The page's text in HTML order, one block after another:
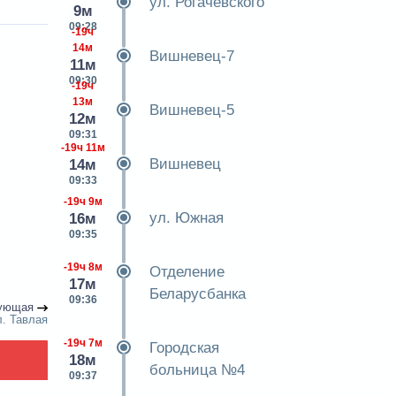
Тавлая
9м
09:28
-19ч
14м
11м
09:30
Вишневец-7
-19ч
13м
12м
09:31
Вишневец-5
-19ч 11м
14м
09:33
Вишневец
-19ч 9м
16м
09:35
ул. Южная
-19ч 8м
17м
09:36
Отделение
Беларусбанка
-19ч 7м
18м
09:37
Городская
больница №4